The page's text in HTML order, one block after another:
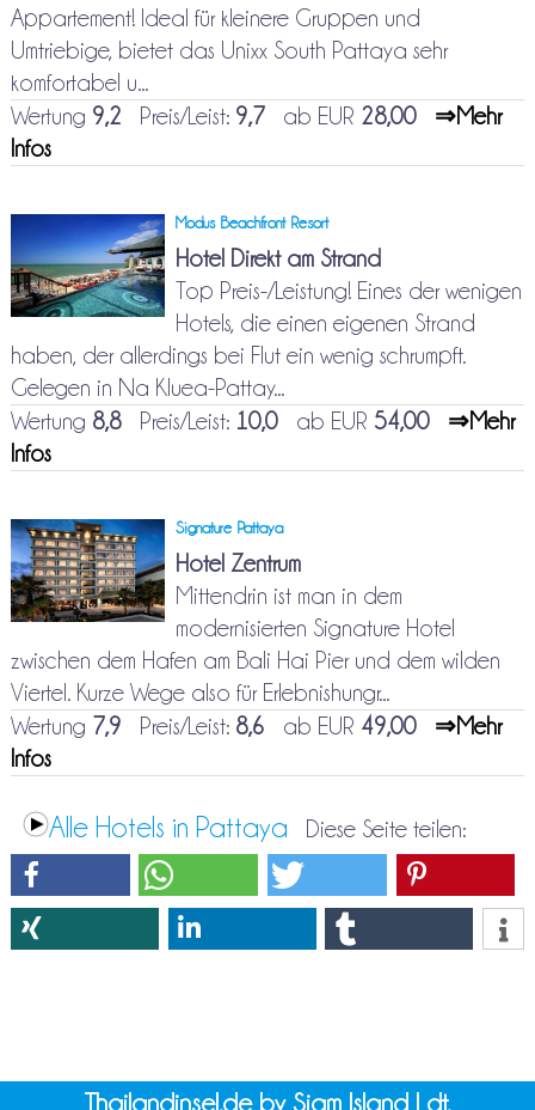
Appartement! Ideal für kleinere Gruppen und
Umtriebige, bietet das Unixx South Pattaya sehr
komfortabel u...
Wertung 9,2 Preis/Leist: 9,7ab EUR 28,00
⇒Mehr
Infos
Modus Beachfront Resort
Hotel Direkt am Strand
Top Preis-/Leistung! Eines der wenigen
Hotels, die einen eigenen Strand
haben, der allerdings bei Flut ein wenig schrumpft.
Gelegen in Na Kluea-Pattay...
Wertung 8,8Preis/Leist: 10,0ab EUR 54,00
⇒Mehr
Infos
Signature Pattaya
Hotel Zentrum
Mittendrin ist man in dem
modernisierten Signature Hotel
zwischen dem Hafen am Bali Hai Pier und dem wilden
Viertel. Kurze Wege also für Erlebnishungr...
Wertung 7,9 Preis/Leist: 8,6 ab EUR 49,00
⇒Mehr
Infos
Alle Hotels in Pattaya Diese Seite teilen:
Thailandinsel.de by Siam Island Ldt.